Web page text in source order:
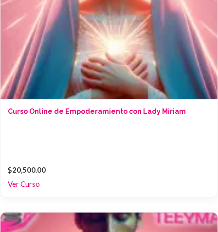
Curso Online de Empoderamiento con Lady Miriam
$20,500.00
Ver Curso